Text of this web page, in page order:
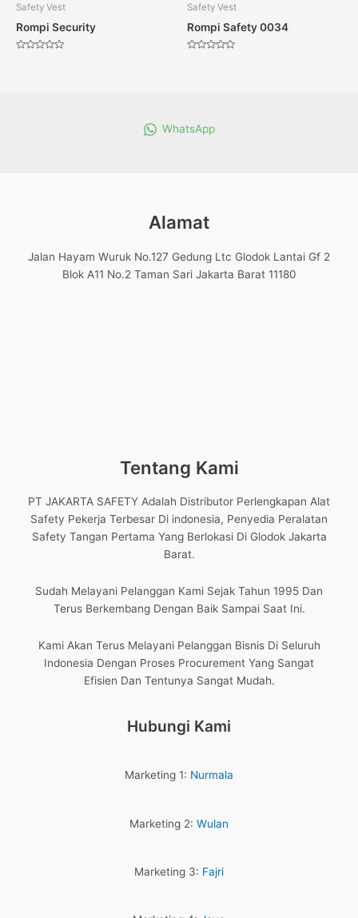
Safety Vest
Rompi Security
Safety Vest
Rompi Safety 0034
WhatsApp
Alamat
Jalan Hayam Wuruk No.127 Gedung Ltc Glodok Lantai Gf 2
Blok A11 No.2 Taman Sari Jakarta Barat 11180
Tentang Kami
PT JAKARTA SAFETY Adalah Distributor Perlengkapan Alat
Safety Pekerja Terbesar Di indonesia, Penyedia Peralatan
Safety Tangan Pertama Yang Berlokasi Di Glodok Jakarta
Barat.
Sudah Melayani Pelanggan Kami Sejak Tahun 1995 Dan
Terus Berkembang Dengan Baik Sampai Saat Ini.
Kami Akan Terus Melayani Pelanggan Bisnis Di Seluruh
Indonesia Dengan Proses Procurement Yang Sangat
Efisien Dan Tentunya Sangat Mudah.
Hubungi Kami
Marketing 1: Nurmala
Marketing 2: Wulan
Marketing 3: Fajri